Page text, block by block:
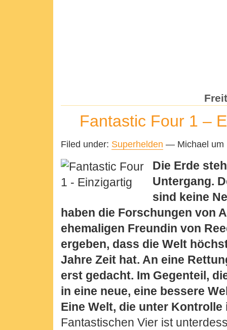
Fantastic Four 1 –
Filed under: Superhelden — Michael um
Die Erde
Untergang.
sind keine
haben die Forschungen von
ehemaligen Freundin von
ergeben, dass die Welt
Jahre Zeit hat. An eine
erst gedacht. Im Gegenteil,
in eine neue, eine bessere
Eine Welt, die unter Kontrolle
Fantastischen Vier ist